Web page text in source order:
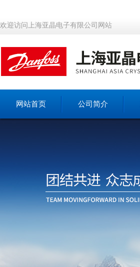
欢迎访问上海亚晶电子有限公司网站
网站首页 公司简介